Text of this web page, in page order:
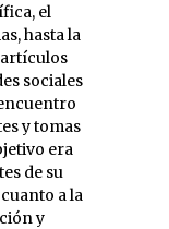
el
hasta la
sociales
y tomas
era
de su
a la
y